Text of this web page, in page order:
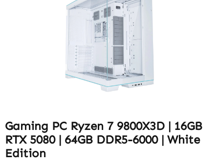
Gaming PC Ryzen 7 9800X3D | 16GB
RTX 5080 | 64GB DDR5-6000 | White
Edition